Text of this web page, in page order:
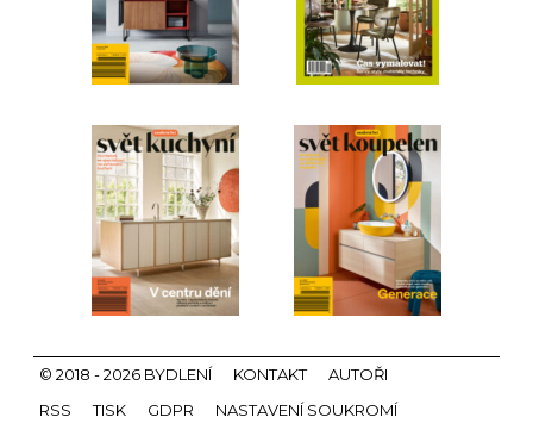
© 2018 - 2026 BYDLENÍ KONTAKT
AUTOŘI
RSS
TISK GDPR NASTAVENÍ SOUKROMÍ